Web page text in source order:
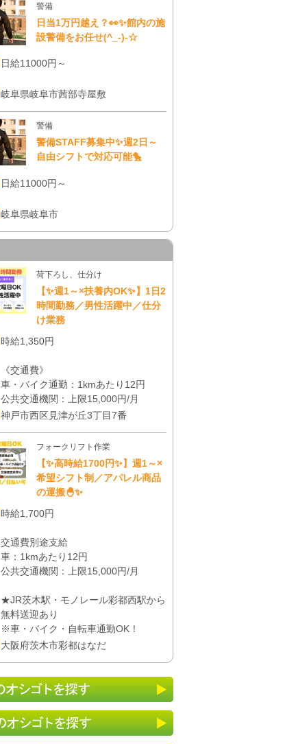
警備
日当1万円越え？👀✨館内の施
設警備をお任せ(^_-)-☆
日給11000円～
岐阜県岐阜市茜部寺屋敷
警備
警備STAFF募集中✨週2日～
自由シフトで対応可能🐤
日給11000円～
岐阜県岐阜市
荷下ろし、仕分け
【✨週1～×扶養内OK✨】1日2
時間勤務／男性活躍中／仕分
け業務
時給1,350円
《交通費》
車・バイク通勤：1kmあたり12円
公共交通機関：上限15,000円/月
神戸市西区見津が丘3丁目7番
フォークリフト作業
【✨高時給1700円✨】週1～×
希望シフト制／アパレル商品
の運搬🐣✨
時給1,700円
交通費別途支給
車：1kmあたり12円
公共交通機関：上限15,000円/月
★JR茨木駅・モノレール彩都西駅から
無料送迎あり
※車・バイク・自転車通勤OK！
大阪府茨木市彩都はなだ